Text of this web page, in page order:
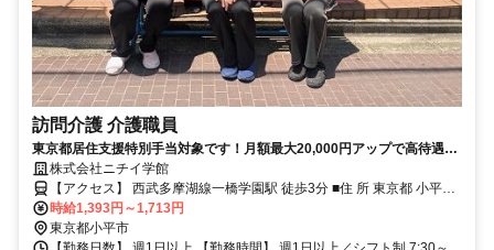
訪問介護 介護職員
東京都居住支援特別手当対象です！月額最大20,000円アップで高待遇！
一橋学園駅周辺の事務所です。直行直帰、週1回、短時間から働けま
す。介護スタッフとして一緒に働きませんか？未経験者歓迎
株式会社ニチイ学館
【アクセス】 西武多摩湖線一橋学園駅 徒歩3分 ■住 所 東京都 小平市
学園東町1-10-30 ハーモニ一橋学園1階 ■アクセス 西武多摩湖線一橋
学園駅 徒歩3分
時給1,393円～1,713円
東京都小平市